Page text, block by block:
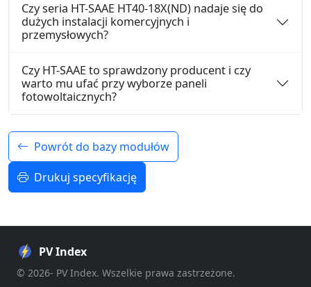
Czy seria HT-SAAE HT40-18X(ND) nadaje się do
dużych instalacji komercyjnych i
przemysłowych?
Czy HT-SAAE to sprawdzony producent i czy
warto mu ufać przy wyborze paneli
fotowoltaicznych?
Powrót do bazy modułów
Drukuj specyfikację
PV Index
© 2026- PV Index. Wszelkie prawa zastrzeżone.